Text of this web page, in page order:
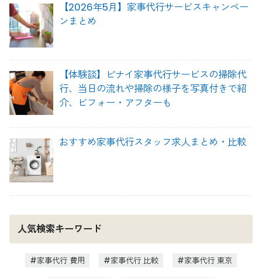
【2026年5月】家事代行サービスキャンペー
ンまとめ
【体験談】ピナイ家事代行サービスの掃除代
行、当日の流れや掃除の様子を写真付きで紹
介、ビフォー・アフターも
おすすめ家事代行スタッフ求人まとめ・比較
人気検索キーワード
家事代行 費用 家事代行 比較 家事代行 東京